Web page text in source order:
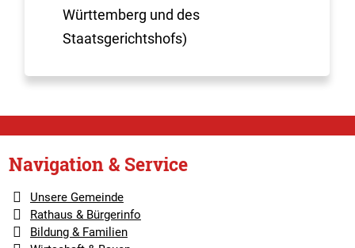
Württemberg und des
Staatsgerichtshofs)
Navigation & Service
Unsere Gemeinde
Rathaus & Bürgerinfo
Bildung & Familien